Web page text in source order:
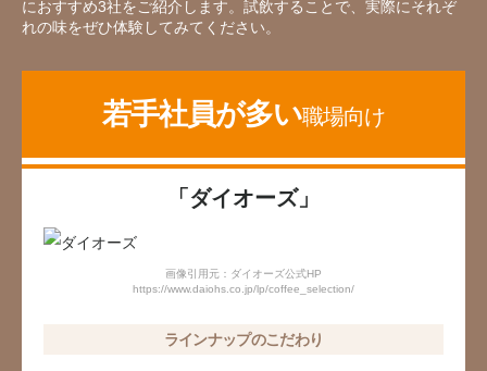
におすすめ3社をご紹介します。試飲することで、実際にそれぞ
れの味をぜひ体験してみてください。
若手社員が多い職場向け
「ダイオーズ」
画像引用元：ダイオーズ公式HP
https://www.daiohs.co.jp/lp/coffee_selection/
ラインナップのこだわり